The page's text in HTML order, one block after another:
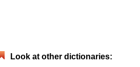
Look at other dictionaries: